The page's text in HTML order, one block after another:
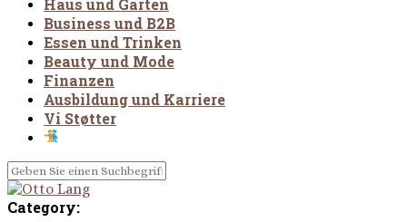
Haus und Garten
Business und B2B
Essen und Trinken
Beauty und Mode
Finanzen
Ausbildung und Karriere
Vi Støtter
Category: